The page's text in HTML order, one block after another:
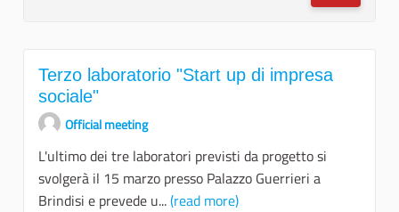
Terzo laboratorio "Start up di impresa
sociale"
Official meeting
L'ultimo dei tre laboratori previsti da progetto si
svolgerà il 15 marzo presso Palazzo Guerrieri a
Brindisi e prevede u...(read more)